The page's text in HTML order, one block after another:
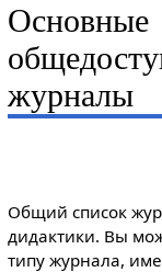
Основные
журналы
Общий список
дидактики. Вы
типу журнала,